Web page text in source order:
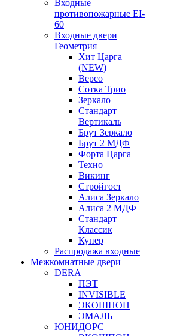
Входные
противопожарные EI-
60
Входные двери
Геометрия
Хит Царга
(NEW)
Версо
Сотка Трио
Зеркало
Стандарт
Вертикаль
Брут Зеркало
Брут 2 МДФ
Форта Царга
Техно
Викинг
Стройгост
Алиса Зеркало
Алиса 2 МДФ
Стандарт
Классик
Купер
Распродажа входные
Межкомнатные двери
DERA
ПЭТ
INVISIBLE
ЭКОШПОН
ЭМАЛЬ
ЮНИДОРС